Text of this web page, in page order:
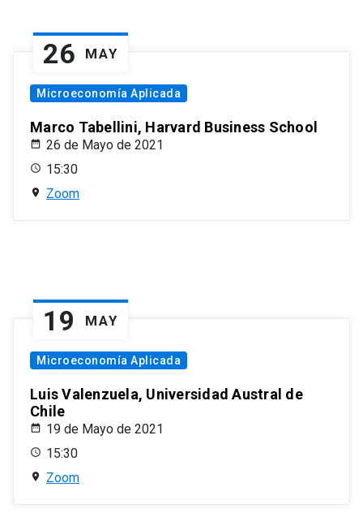
26 MAY
Microeconomía Aplicada
Marco Tabellini, Harvard Business School
26 de Mayo de 2021
15:30
Zoom
19 MAY
Microeconomía Aplicada
Luis Valenzuela, Universidad Austral de
Chile
19 de Mayo de 2021
15:30
Zoom